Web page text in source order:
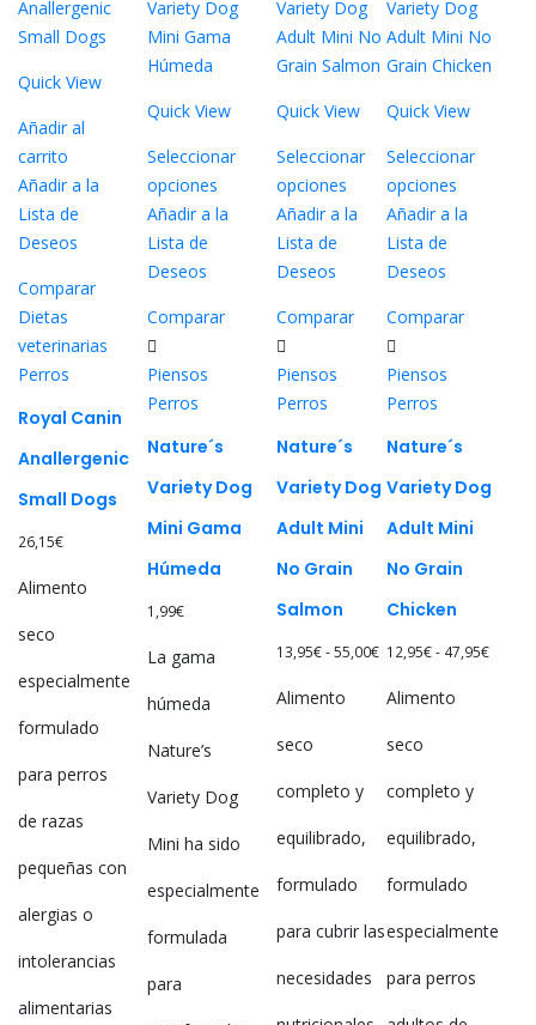
Quick View
Añadir al
carrito
Añadir a la
Lista de
Deseos
Comparar
Dietas
veterinarias
Perros
Royal Canin
Anallergenic
Small Dogs
26,15€
Alimento
seco
especialmente
formulado
para perros
de razas
pequeñas con
alergias o
intolerancias
alimentarias
Quick View
Seleccionar
opciones
Este
producto
tiene
variantes.
Las
opciones
se
pueden
en
la
página
producto
Añadir a la
Lista de
Deseos
Comparar
Piensos
Perros
Nature´s
Variety Dog
Mini Gama
Húmeda
1,99€
La gama
húmeda
Nature’s
Variety Dog
Mini ha sido
especialmente
formulada
para
Quick View
Seleccionar
opciones
Este
producto
tiene
variantes.
Las
opciones
se
pueden
en
la
página
producto
Añadir a la
Lista de
Deseos
Comparar
Piensos
Perros
Nature´s
Variety Dog
Adult Mini
No Grain
Salmon
13,95€-55,00€Rango
precios:
desde
hasta
Alimento
seco
completo y
equilibrado,
formulado
para cubrir las
necesidades
Quick View
Seleccionar
opciones
Este
producto
tiene
variantes.
Las
opciones
se
pueden
en
la
página
producto
Añadir a la
Lista de
Deseos
Comparar
Piensos
Perros
Nature´s
Variety Dog
Adult Mini
No Grain
Chicken
12,95€- 47,95€Rango
Alimento
seco
completo y
equilibrado,
formulado
especialmente
para perros